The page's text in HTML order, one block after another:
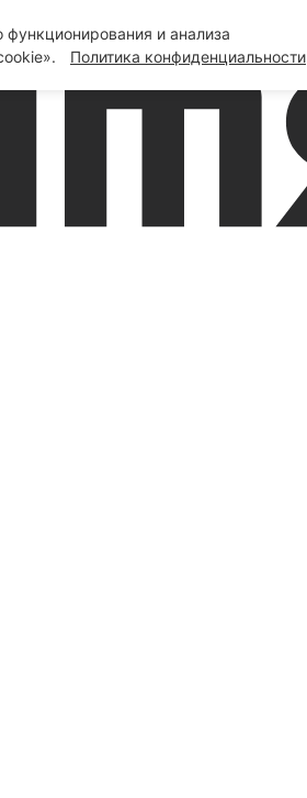
и анализа
Политика конфиденциальности